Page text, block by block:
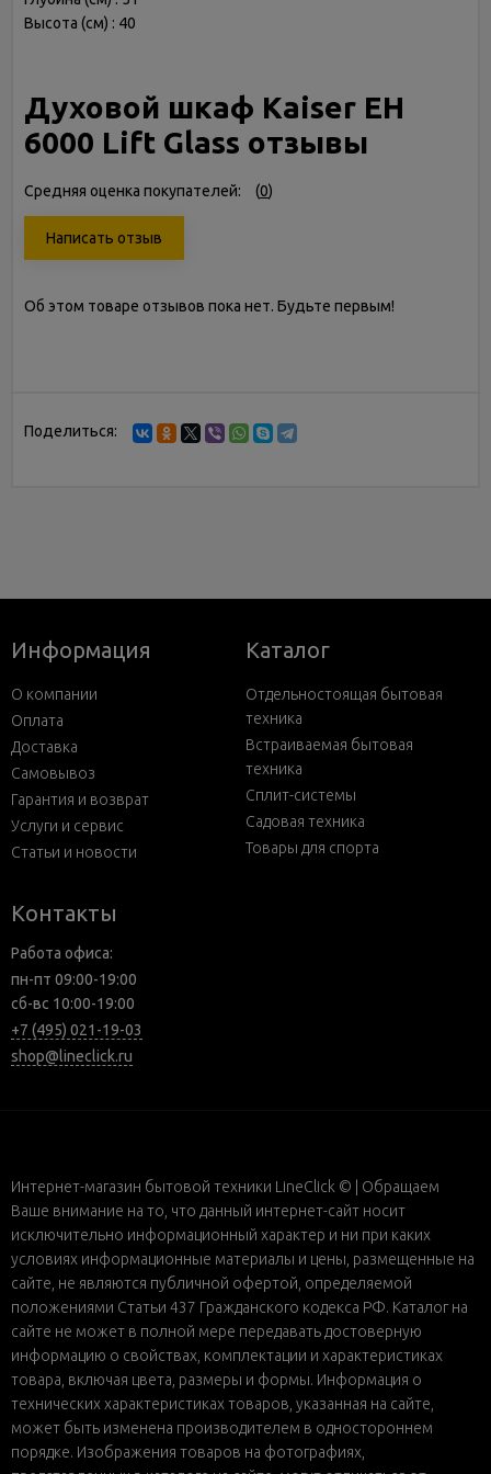
Высота (см) : 40
Духовой шкаф Kaiser EH
6000 Lift Glass отзывы
Средняя оценка покупателей: (0)
Написать отзыв
Об этом товаре отзывов пока нет. Будьте первым!
Поделиться:
Информация
О компании
Оплата
Доставка
Самовывоз
Гарантия и возврат
Услуги и сервис
Статьи и новости
Каталог
Отдельностоящая бытовая
техника
Встраиваемая бытовая
техника
Сплит-системы
Садовая техника
Товары для спорта
Контакты
Работа офиса:
пн-пт 09:00-19:00
сб-вс 10:00-19:00
+7 (495) 021-19-03
shop@lineclick.ru
Интернет-магазин бытовой техники LineClick © | Обращаем
Ваше внимание на то, что данный интернет-сайт носит
исключительно информационный характер и ни при каких
условиях информационные материалы и цены, размещенные на
сайте, не являются публичной офертой, определяемой
положениями Статьи 437 Гражданского кодекса РФ. Каталог на
сайте не может в полной мере передавать достоверную
информацию о свойствах, комплектации и характеристиках
товара, включая цвета, размеры и формы. Информация о
технических характеристиках товаров, указанная на сайте,
может быть изменена производителем в одностороннем
порядке. Изображения товаров на фотографиях,